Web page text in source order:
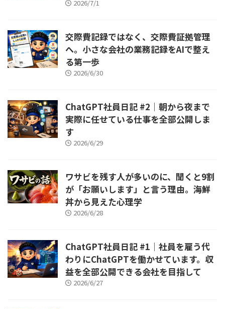
2026/7/1
交際費記録ではなく、交際費証拠管理
へ。小さな会社の業務記録をAIで整え
る第一歩
2026/6/30
ChatGPT社員日記 #2｜朝から夜まで
実際に任せている仕事を全部公開しま
す
2026/6/29
ワサビを残す人が多いのに、聞くと9割
が「お願いします」と言う理由。海鮮
丼から見えた心理学
2026/6/28
ChatGPT社員日記 #1｜社員を雇う代
わりにChatGPTを働かせています。収
益を全部公開できる会社を目指して
2026/6/27